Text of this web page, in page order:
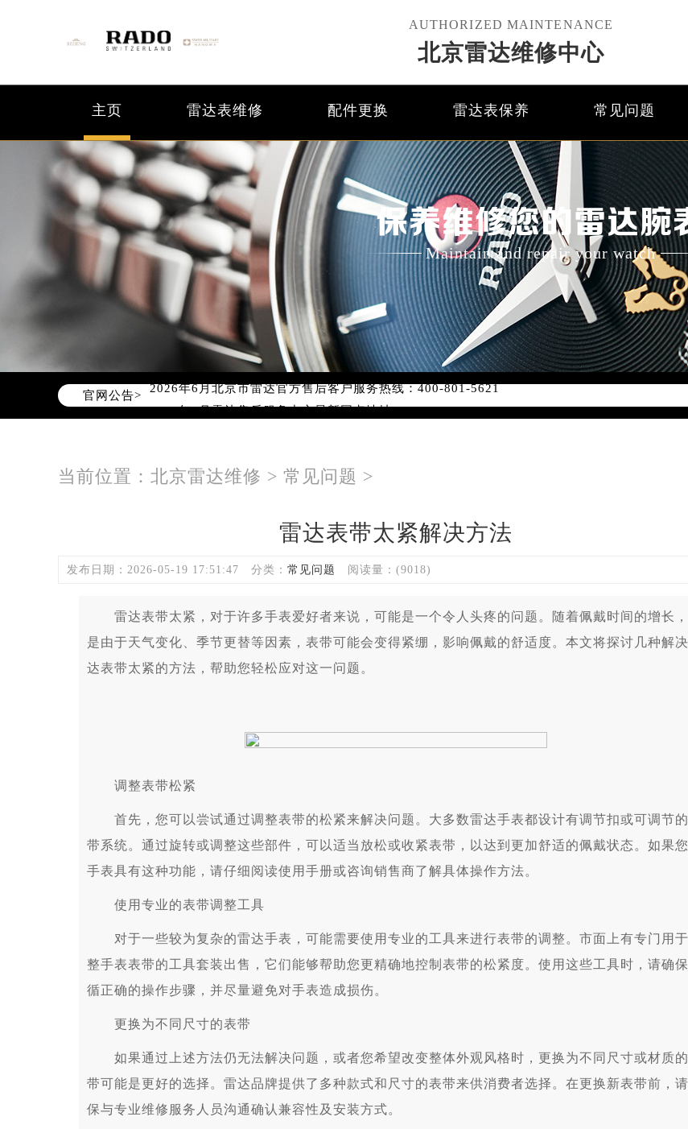
AUTHORIZED MAINTENANCE
北京雷达维修中心
主页 雷达表维修 配件更换 雷达表保养 常见问题
保养维修您的雷达腕
Maintain and repair your watch
官网公告>
2026年6月雷达北京市售后服务网络优化升级公告
2026年6月北京市雷达官方售后客户服务热线：400-801-5621
2026年6月雷达售后服务中心最新网点地址：
北京市东城区东长安街1号东方广场写字楼W3座6层602室（需提前预约）
北京市东城区东长安街1号王府井东方广场W3座6层602室雷达售后服务中心（需提前预约）
当前位置： 北京雷达维修 > 常见问题 >
雷达表带太紧解决方法
发布日期：2026-05-19 17:51:47 分类： 常见问题 阅读量：(9018)
雷达表带太紧，对于许多手表爱好者来说，可能是一个令人头疼的问题。随着佩戴时间的增长
是由于天气变化、季节更替等因素，表带可能会变得紧绷，影响佩戴的舒适度。本文将探讨几种解
达表带太紧的方法，帮助您轻松应对这一问题。
调整表带松紧
首先，您可以尝试通过调整表带的松紧来解决问题。大多数雷达手表都设计有调节扣或可调节
带系统。通过旋转或调整这些部件，可以适当放松或收紧表带，以达到更加舒适的佩戴状态。如果
手表具有这种功能，请仔细阅读使用手册或咨询销售商了解具体操作方法。
使用专业的表带调整工具
对于一些较为复杂的雷达手表，可能需要使用专业的工具来进行表带的调整。市面上有专门用于
整手表表带的工具套装出售，它们能够帮助您更精确地控制表带的松紧度。使用这些工具时，请确
循正确的操作步骤，并尽量避免对手表造成损伤。
更换为不同尺寸的表带
如果通过上述方法仍无法解决问题，或者您希望改变整体外观风格时，更换为不同尺寸或材质
带可能是更好的选择。雷达品牌提供了多种款式和尺寸的表带来供消费者选择。在更换新表带前，
保与专业维修服务人员沟通确认兼容性及安装方式。